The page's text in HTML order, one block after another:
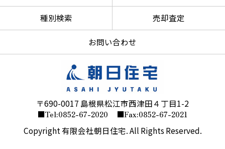
種別検索 売却査定
お問い合わせ
〒690-0017 島根県松江市西津田４丁目1-2
■Tel:0852-67-2020 ■Fax:0852-67-2021
Copyright 有限会社朝日住宅. All Rights Reserved.